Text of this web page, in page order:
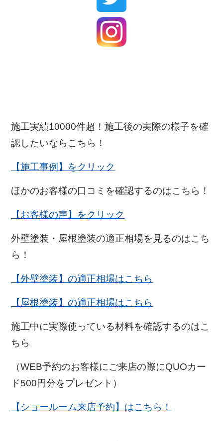
施工実績10000件超！施工後の実際の様子を確
認したいならこちら！
【施工事例】をクリック
ほかのお客様の口コミを確認するのはこちら！
【お客様の声】をクリック
外壁塗装・屋根塗装の適正相場を見るのはこち
ら！
【外壁塗装】の適正相場はこちら
【屋根塗装】の適正相場はこちら
施工中に実際使っている材料を確認するのはこ
ちら
（WEB予約のお客様にご来店の際にQUOカー
ド500円分をプレゼント）
【ショールーム来店予約】はこちら！